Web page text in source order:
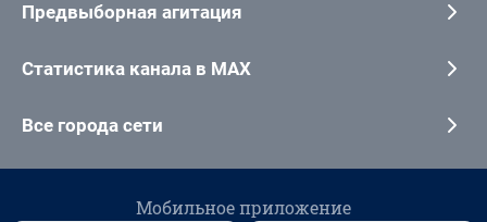
Предвыборная агитация
Статистика канала в MAX
Все города сети
Мобильное приложение